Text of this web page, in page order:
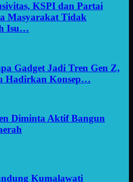
KSPI dan Partai
Masyarakat Tidak
Isu…
Gadget Jadi Tren Gen Z,
Hadirkan Konsep…
Diminta Aktif Bangun
Kumalawati